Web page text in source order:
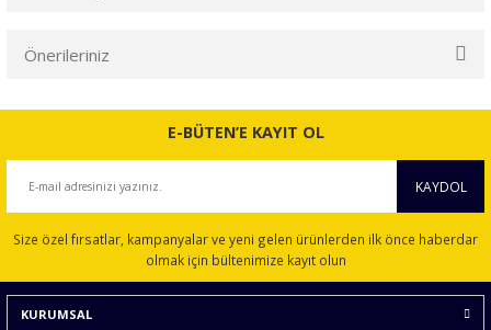
Önerileriniz
Bu ürünün fiyat bilgisi, resim, ürün açıklamalarında ve diğer
konularda yetersiz gördüğünüz noktaları öneri formunu
Ürün açıklamasında eksik bilgiler bulunuyor.
Ürün bilgilerinde hatalar bulunuyor.
Ürün fiyatı diğer sitelerden daha pahalı.
E-BÜTEN’E KAYIT OL
KAYDOL
Size özel fırsatlar, kampanyalar ve yeni gelen ürünlerden ilk önce haberdar
olmak için bültenimize kayıt olun
KURUMSAL